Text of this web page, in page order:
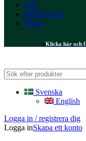
OM
KONTAKT
FAQs
⍋Klicka här och
Svenska
English
Logga in / registrera dig
Logga inSkapa ett konto